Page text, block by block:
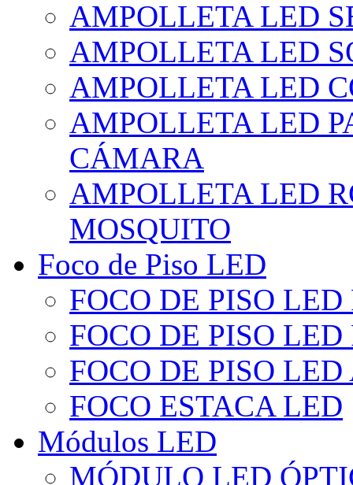
AMPOLLETA LED
AMPOLLETA LED
AMPOLLETA LED
AMPOLLETA LED
CÁMARA
AMPOLLETA LED
MOSQUITO
Foco de Piso LED
FOCO DE PISO
FOCO DE PISO
FOCO DE PISO
FOCO ESTACA LED
Módulos LED
MÓDULO LED